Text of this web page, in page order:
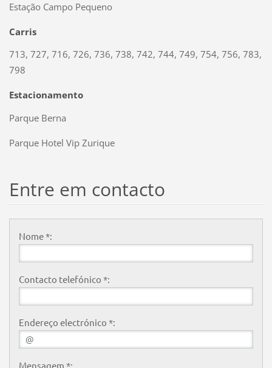
Estação Campo Pequeno
Carris
713, 727, 716, 726, 736, 738, 742, 744, 749, 754, 756, 783,
798
Estacionamento
Parque Berna
Parque Hotel Vip Zurique
Entre em contacto
Nome *:
Contacto telefónico *:
Endereço electrónico *:
Mensagem *: